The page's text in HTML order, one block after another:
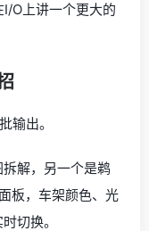
O上讲一个更大的
输出。
解，另一个是鹈
板，车架颜色、光
切换。